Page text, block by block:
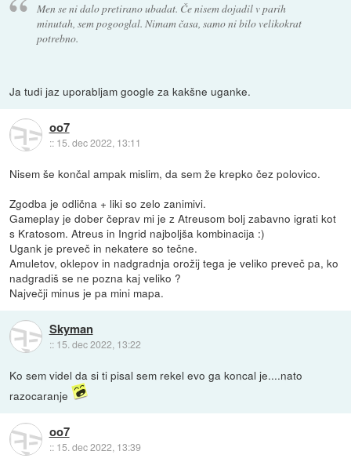
Men se ni dalo pretirano ubadat. Če nisem dojadil v parih
minutah, sem pogooglal. Nimam časa, samo ni bilo velikokrat
potrebno.
Ja tudi jaz uporabljam google za kakšne uganke.
oo7
:: 15. dec 2022, 13:11
Nisem še končal ampak mislim, da sem že krepko čez polovico.
Zgodba je odlična + liki so zelo zanimivi.
Gameplay je dober čeprav mi je z Atreusom bolj zabavno igrati kot
s Kratosom. Atreus in Ingrid najboljša kombinacija :)
Ugank je preveč in nekatere so tečne.
Amuletov, oklepov in nadgradnja orožij tega je veliko preveč pa, ko
nadgradiš se ne pozna kaj veliko ?
Največji minus je pa mini mapa.
Skyman
:: 15. dec 2022, 13:22
Ko sem videl da si ti pisal sem rekel evo ga koncal je....nato
razocaranje
oo7
:: 15. dec 2022, 13:39